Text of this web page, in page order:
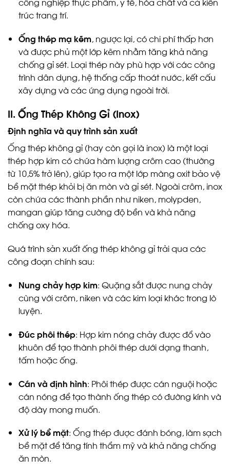
trúc trang trí.
Ống thép mạ kẽm, ngược lại, có chi phí thấp hơn
và được phủ một lớp kẽm nhằm tăng khả năng
chống gỉ sét. Loại thép này phù hợp với các công
trình dân dụng, hệ thống cấp thoát nước, kết cấu
xây dựng và các ứng dụng ngoài trời.
II. Ống Thép Không Gỉ (Inox)
Định nghĩa và quy trình sản xuất
Ống thép không gỉ (hay còn gọi là inox) là một loại
thép hợp kim có chứa hàm lượng crôm cao (thường
từ 10,5% trở lên), giúp tạo ra một lớp màng oxit bảo vệ
bề mặt thép khỏi bị ăn mòn và gỉ sét. Ngoài crôm, inox
còn chứa các thành phần như niken, molypden,
mangan giúp tăng cường độ bền và khả năng
chống oxy hóa.
Quá trình sản xuất ống thép không gỉ trải qua các
công đoạn chính sau:
Nung chảy hợp kim: Quặng sắt được nung chảy
cùng với crôm, niken và các kim loại khác trong lò
luyện.
Đúc phôi thép: Hợp kim nóng chảy được đổ vào
khuôn để tạo thành phôi thép dưới dạng thanh,
tấm hoặc ống.
Cán và định hình: Phôi thép được cán nguội hoặc
cán nóng để tạo thành ống thép có đường kính và
độ dày mong muốn.
Xử lý bề mặt: Ống thép được đánh bóng, làm sạch
bề mặt để tăng tính thẩm mỹ và khả năng chống
ăn mòn.